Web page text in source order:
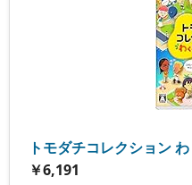
トモダチコレクション
￥6,191